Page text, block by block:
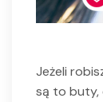
Jeżeli
są to buty,